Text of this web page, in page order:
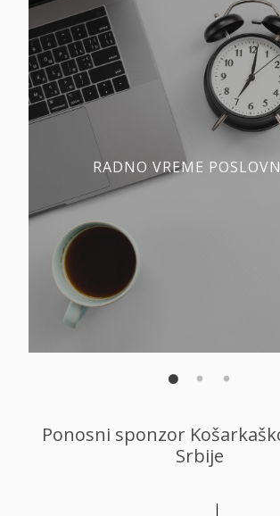
RADNO VREME
Ponosni sponzor
Srbije